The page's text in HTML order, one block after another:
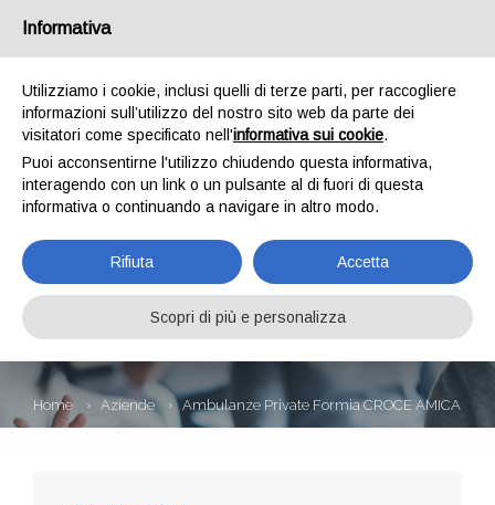
AMBULANZE
PRIVATE FORMIA
CROCE AMICA
Home Aziende Ambulanze Private Formia CROCE AMICA
Informativa
Utilizziamo i cookie, inclusi quelli di terze parti, per raccogliere
informazioni sull’utilizzo del nostro sito web da parte dei
visitatori come specificato nell'informativa sui cookie.
Puoi acconsentirne l'utilizzo chiudendo questa informativa,
interagendo con un link o un pulsante al di fuori di questa
informativa o continuando a navigare in altro modo.
Rifiuta Accetta
Scopri di più e personalizza